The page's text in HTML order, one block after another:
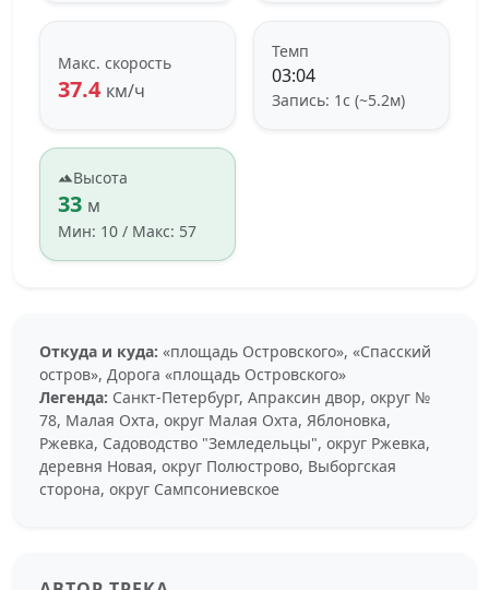
Макс. скорость
37.4 км/ч
Темп
03:04
Запись: 1с (~5.2м)
Высота
33 м
Мин: 10 / Макс: 57
Откуда и куда: «площадь Островского», «Спасский
остров», Дорога «площадь Островского»
Легенда: Санкт-Петербург, Апраксин двор, округ №
78, Малая Охта, округ Малая Охта, Яблоновка,
Ржевка, Садоводство "Земледельцы", округ Ржевка,
деревня Новая, округ Полюстрово, Выборгская
сторона, округ Сампсониевское